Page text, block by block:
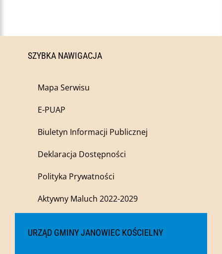
SZYBKA NAWIGACJA
Mapa Serwisu
E-PUAP
Biuletyn Informacji Publicznej
Deklaracja Dostępności
Polityka Prywatności
Aktywny Maluch 2022-2029
URZĄD GMINY JANOWIEC KOŚCIELNY